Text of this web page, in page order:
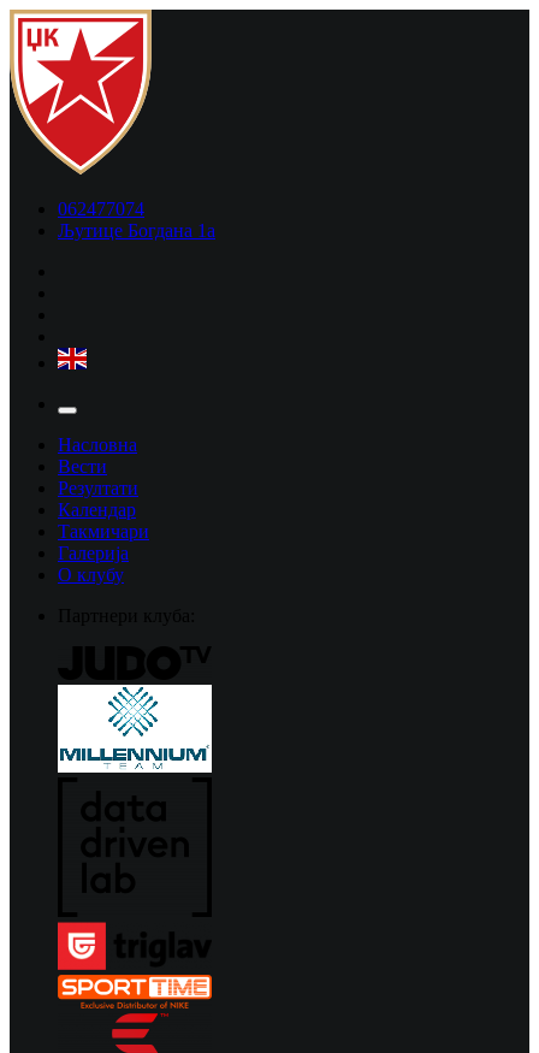
062477074
Љутице Богдана 1а
Насловна
Вести
Резултати
Календар
Такмичари
Галерија
О клубу